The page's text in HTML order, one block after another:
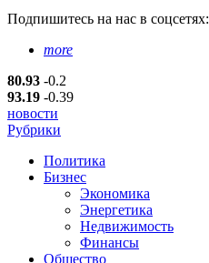
Подпишитесь на нас в соцсетях:
more
80.93 -0.2
93.19 -0.39
новости
Рубрики
Политика
Бизнес
Экономика
Энергетика
Недвижимость
Финансы
Общество